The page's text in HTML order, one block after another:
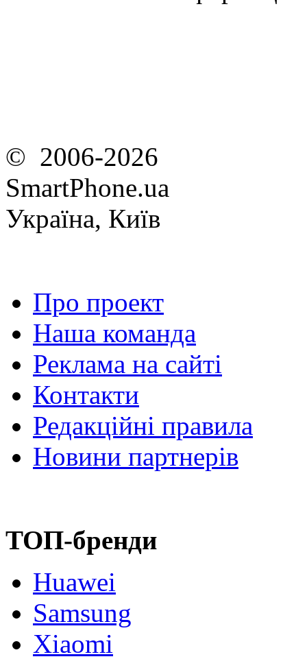
© 2006-2026
SmartPhone.ua
Україна, Київ
Про проект
Наша команда
Реклама на сайті
Контакти
Редакційні правила
Новини партнерів
ТОП-бренди
Huawei
Samsung
Xiaomi